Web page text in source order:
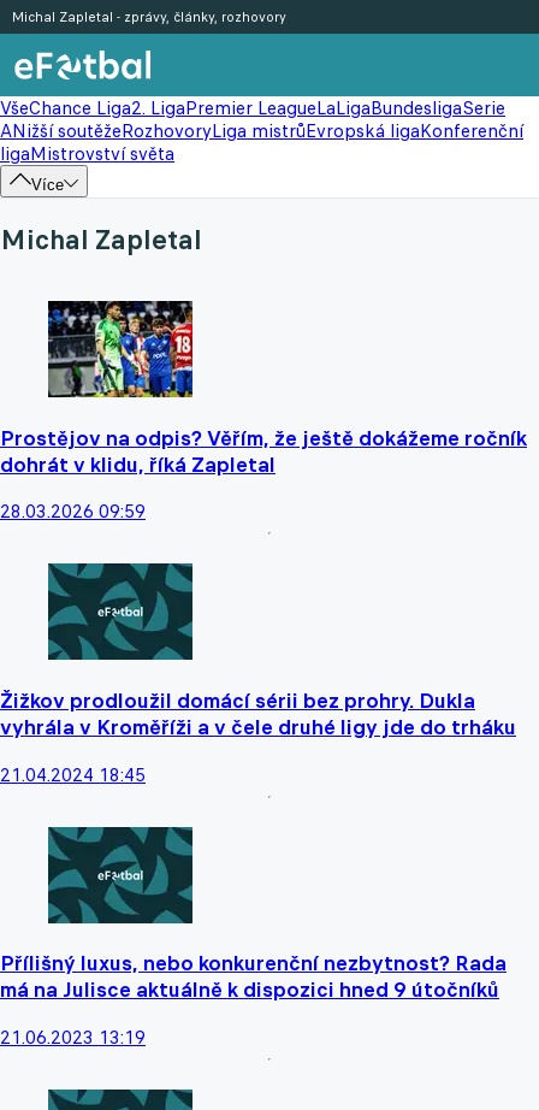
VšeChance Liga2. LigaPremier LeagueLaLigaBundesligaSerie
ANižší soutěžeRozhovoryLiga mistrůEvropská ligaKonferenční
ligaMistrovství světa
Více
Michal Zapletal - zprávy, články, rozhovory
Michal Zapletal
Prostějov na odpis? Věřím, že ještě dokážeme ročník
dohrát v klidu, říká Zapletal
28.03.2026 09:59
Žižkov prodloužil domácí sérii bez prohry. Dukla
vyhrála v Kroměříži a v čele druhé ligy jde do trháku
21.04.2024 18:45
Přílišný luxus, nebo konkurenční nezbytnost? Rada
má na Julisce aktuálně k dispozici hned 9 útočníků
21.06.2023 13:19